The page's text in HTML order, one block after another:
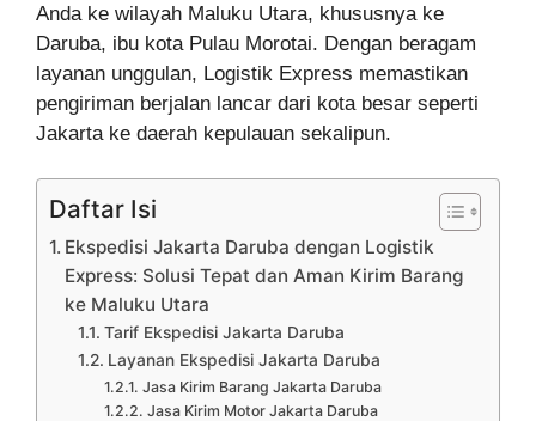
Anda ke wilayah Maluku Utara, khususnya ke
Daruba, ibu kota Pulau Morotai. Dengan beragam
layanan unggulan, Logistik Express memastikan
pengiriman berjalan lancar dari kota besar seperti
Jakarta ke daerah kepulauan sekalipun.
Daftar Isi
Ekspedisi Jakarta Daruba dengan Logistik
Express: Solusi Tepat dan Aman Kirim Barang
ke Maluku Utara
Tarif Ekspedisi Jakarta Daruba
Layanan Ekspedisi Jakarta Daruba
Jasa Kirim Barang Jakarta Daruba
Jasa Kirim Motor Jakarta Daruba